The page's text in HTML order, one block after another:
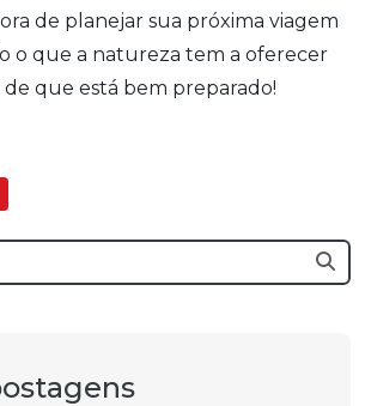
de planejar sua próxima viagem
o que a natureza tem a oferecer
que está bem preparado!